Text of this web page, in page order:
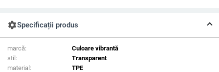
settingsSpecificații produs
marcă:
Culoare vibrantă
stil:
Transparent
material:
TPE